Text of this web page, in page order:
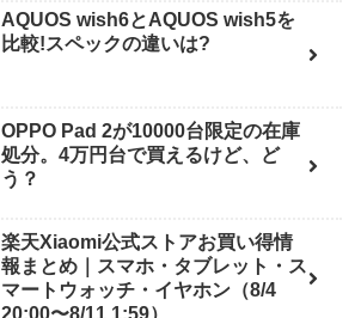
AQUOS wish6とAQUOS wish5を
比較!スペックの違いは?
OPPO Pad 2が10000台限定の在庫
処分。4万円台で買えるけど、ど
う？
楽天Xiaomi公式ストアお買い得情
報まとめ｜スマホ・タブレット・ス
マートウォッチ・イヤホン（8/4
20:00〜8/11 1:59）